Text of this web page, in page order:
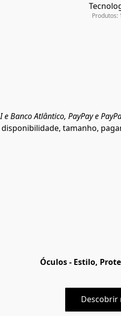
Produtos:
Banco Atlântico, PayPay e
tamanho,
Óculos - Estilo,
Descobrir